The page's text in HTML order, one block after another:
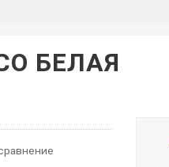
БЕЛАЯ